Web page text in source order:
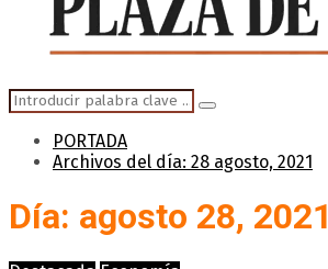
Search
for:
Search
PORTADA
Archivos del día: 28 agosto, 2021
Día: agosto 28, 2021